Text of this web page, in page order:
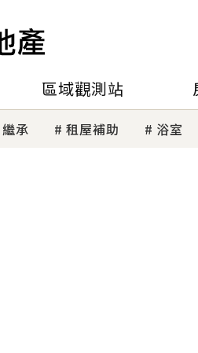
區域觀測站
繼承 租屋補助 浴室